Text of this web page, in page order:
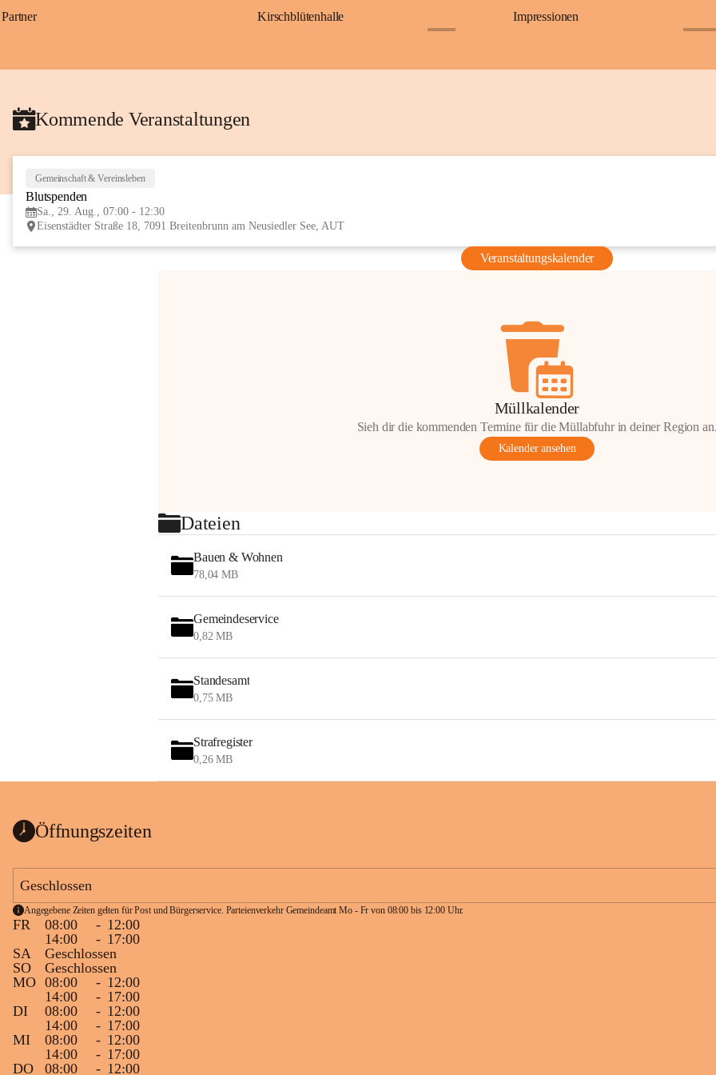
Partner Kirschblütenhalle Impressionen
Kommende Veranstaltungen
Gemeinschaft & Vereinsleben
Blutspenden
Sa., 29. Aug., 07:00 - 12:30
Eisenstädter Straße 18, 7091 Breitenbrunn am Neusiedler See, AUT
Veranstaltungskalender
Müllkalender
Sieh dir die kommenden Termine für die Müllabfuhr in deiner Region
Kalender ansehen
Dateien
Bauen & Wohnen
78,04 MB
Gemeindeservice
0,82 MB
Standesamt
0,75 MB
Strafregister
0,26 MB
Öffnungszeiten
Geschlossen
Angegebene Zeiten gelten für Post und Bürgerservice. Parteienverkehr Gemeindeamt Mo - Fr von 08:00 bis 12:00 Uhr.
FR 08:00 - 12:00
14:00
- 17:00
SA
Geschlossen
SO
Geschlossen
MO 08:00 - 12:00
14:00
- 17:00
DI
08:00 - 12:00
14:00
- 17:00
MI
08:00 - 12:00
14:00
- 17:00
DO
08:00 - 12:00